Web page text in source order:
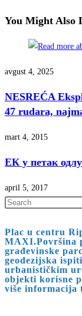
You Might Also
avgust 4, 2025
NESREĆA
47 rudara,
mart 4, 2015
ЕК у петак
april 5, 2017
Plac u centru
MAXI.Površina
građevinske
geodezijska
urbanističkim
objekti korisne
više informacija